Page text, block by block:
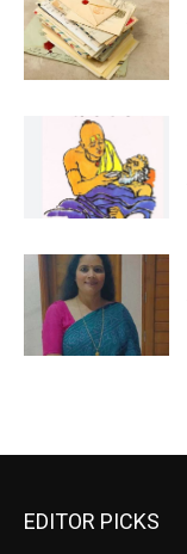
EDITOR PICKS